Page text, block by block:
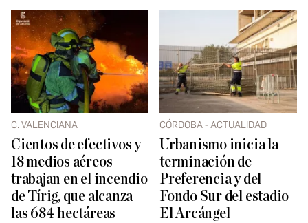
C. VALENCIANA
Cientos de efectivos y
18 medios aéreos
trabajan en el incendio
de Tírig, que alcanza
las 684 hectáreas
CÓRDOBA - ACTUALIDAD
Urbanismo inicia la
terminación de
Preferencia y del
Fondo Sur del estadio
El Arcángel